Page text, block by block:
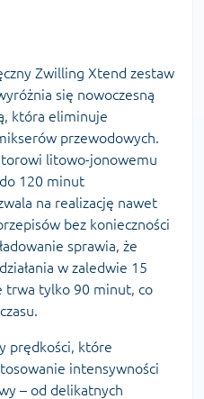
Zwilling Xtend zestaw
się nowoczesną
która eliminuje
przewodowych.
litowo-jonowemu
120 minut
na realizację nawet
bez konieczności
sprawia, że
w zaledwie 15
trwa tylko 90 minut, co
prędkości, które
intensywności
– od delikatnych